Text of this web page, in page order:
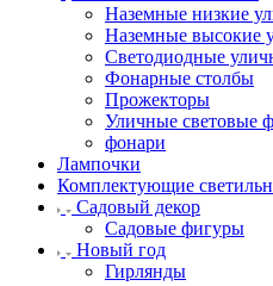
Наземные низкие
Наземные высокие
Светодиодные
Фонарные столбы
Прожекторы
Уличные световые
фонари
Лампочки
Комплектующие
Садовый декор
Садовые фигуры
Новый год
Гирлянды